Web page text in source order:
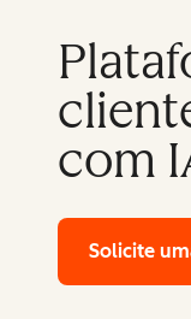
com
Solicite